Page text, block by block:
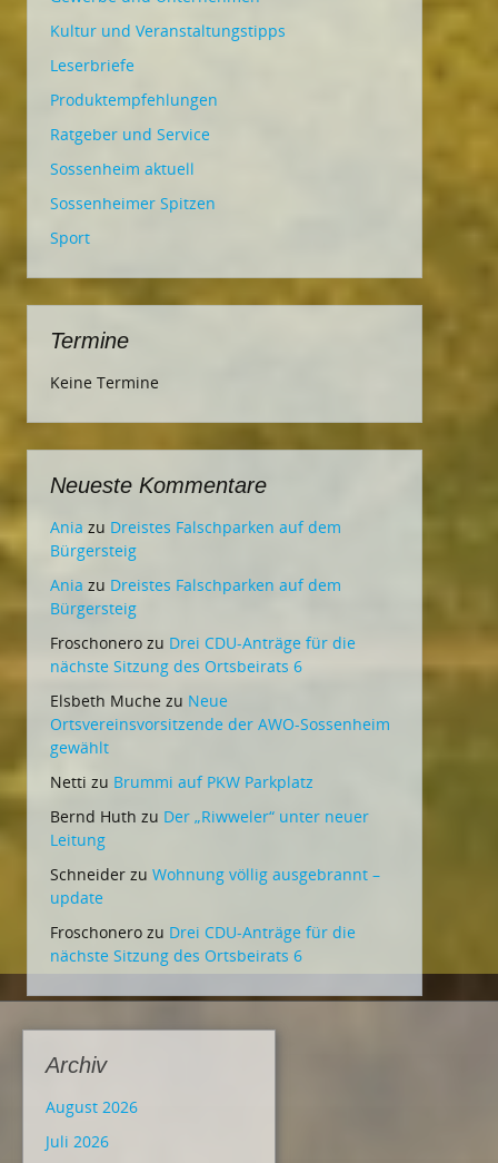
Kultur und Veranstaltungstipps
Leserbriefe
Produktempfehlungen
Ratgeber und Service
Sossenheim aktuell
Sossenheimer Spitzen
Sport
Termine
Keine Termine
Neueste Kommentare
Ania zu Dreistes Falschparken auf dem
Bürgersteig
Ania zu Dreistes Falschparken auf dem
Bürgersteig
Froschonero zu Drei CDU-Anträge für die
nächste Sitzung des Ortsbeirats 6
Elsbeth Muche zu Neue
Ortsvereinsvorsitzende der AWO-Sossenheim
gewählt
Netti zu Brummi auf PKW Parkplatz
Bernd Huth zu Der „Riwweler“ unter neuer
Leitung
Schneider zu Wohnung völlig ausgebrannt –
update
Froschonero zu Drei CDU-Anträge für die
nächste Sitzung des Ortsbeirats 6
Archiv
August 2026
Juli 2026